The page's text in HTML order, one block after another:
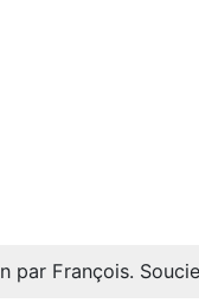
par François.